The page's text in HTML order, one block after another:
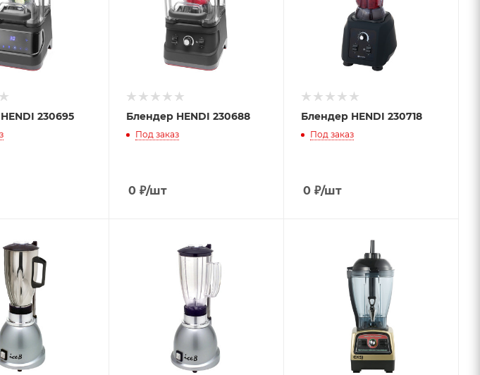
230695 Блендер HENDI 230688
Под заказ
0₽/шт
Блендер HENDI 230718
Под заказ
0₽/шт